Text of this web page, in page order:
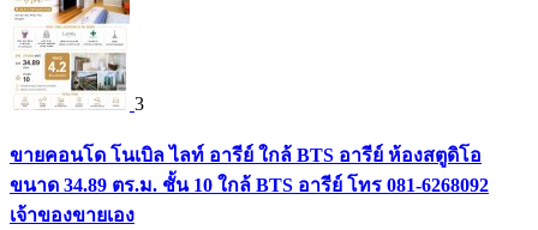
3
ขายคอนโด โนเบิล ไลท์ อารีย์ ใกล้ BTS อารีย์ ห้องสตูดิโอ
ขนาด 34.89 ตร.ม. ชั้น 10 ใกล้ BTS อารีย์ โทร 081-6268092
เจ้าของขายเอง